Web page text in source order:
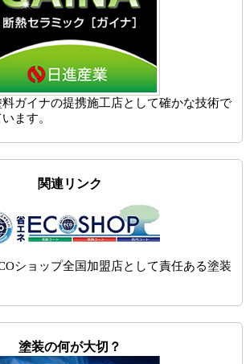
料ガイナの提携施工店として確かな技術で
ます。
関連リンク
ショップ全国加盟店として責任ある塗装
塗装の何が大切？